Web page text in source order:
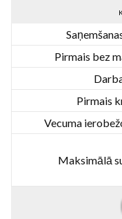
Pirmais bez
Pirmais
Vecuma
Maksimālā